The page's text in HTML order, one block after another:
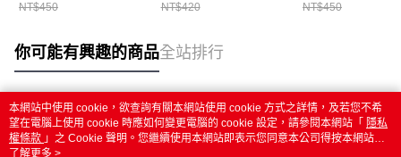
NT$450 NT$420 NT$450
你可能有興趣的商品全站排行
熱門標籤
本網站中使用 cookie，欲查詢有關本網站使用 cookie 方式之詳情，及若您不希
望在電腦上使用 cookie 時應如何變更電腦的 cookie 設定，請參閱本網站「 隱私
權條款 」之 Cookie 聲明。您繼續使用本網站即表示您同意本公司得按本網站使
用條款之 Cookie 聲明使用 cookie。
了解更多 >